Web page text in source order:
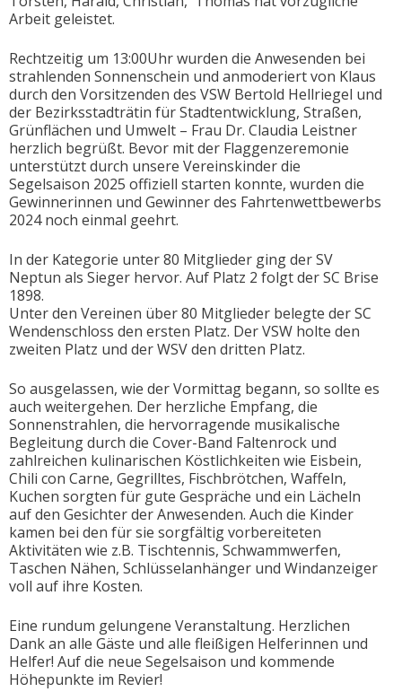
Arbeit geleistet.
Rechtzeitig um 13:00Uhr wurden die Anwesenden bei
strahlenden Sonnenschein und anmoderiert von Klaus
durch den Vorsitzenden des VSW Bertold Hellriegel und
der Bezirksstadträtin für Stadtentwicklung, Straßen,
Grünflächen und Umwelt – Frau Dr. Claudia Leistner
herzlich begrüßt. Bevor mit der Flaggenzeremonie
unterstützt durch unsere Vereinskinder die
Segelsaison 2025 offiziell starten konnte, wurden die
Gewinnerinnen und Gewinner des Fahrtenwettbewerbs
2024 noch einmal geehrt.
In der Kategorie unter 80 Mitglieder ging der SV
Neptun als Sieger hervor. Auf Platz 2 folgt der SC Brise
1898.
Unter den Vereinen über 80 Mitglieder belegte der SC
Wendenschloss den ersten Platz. Der VSW holte den
zweiten Platz und der WSV den dritten Platz.
So ausgelassen, wie der Vormittag begann, so sollte es
auch weitergehen. Der herzliche Empfang, die
Sonnenstrahlen, die hervorragende musikalische
Begleitung durch die Cover-Band Faltenrock und
zahlreichen kulinarischen Köstlichkeiten wie Eisbein,
Chili con Carne, Gegrilltes, Fischbrötchen, Waffeln,
Kuchen sorgten für gute Gespräche und ein Lächeln
auf den Gesichter der Anwesenden. Auch die Kinder
kamen bei den für sie sorgfältig vorbereiteten
Aktivitäten wie z.B. Tischtennis, Schwammwerfen,
Taschen Nähen, Schlüsselanhänger und Windanzeiger
voll auf ihre Kosten.
Eine rundum gelungene Veranstaltung. Herzlichen
Dank an alle Gäste und alle fleißigen Helferinnen und
Helfer! Auf die neue Segelsaison und kommende
Höhepunkte im Revier!